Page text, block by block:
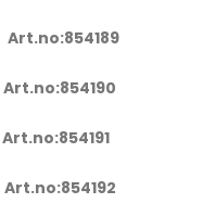
Art.no:854189
Art.no:854190
Art.no:854191
Art.no:854192